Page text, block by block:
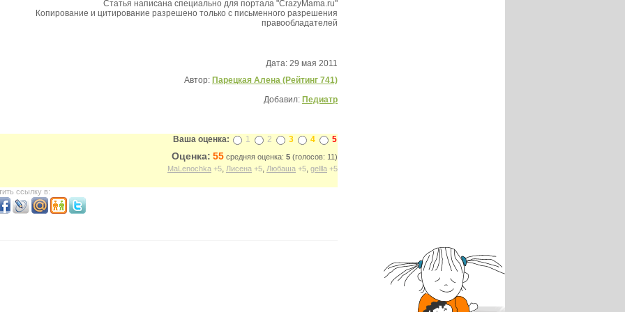
Статья написана специально для портала "CrazyMama.ru"
Копирование и цитирование разрешено только с письменного разрешения
правообладателей
Дата: 29 мая 2011
Автор: Парецкая Алена (Рейтинг 741)
Добавил: Педиатр
Ваша оценка: 1 2 3 4 5
Оценка: 55 средняя оценка: 5 (голосов: 11)
MaLenochka +5, Лисена +5, Любаша +5, gellla +5
ссылку в: